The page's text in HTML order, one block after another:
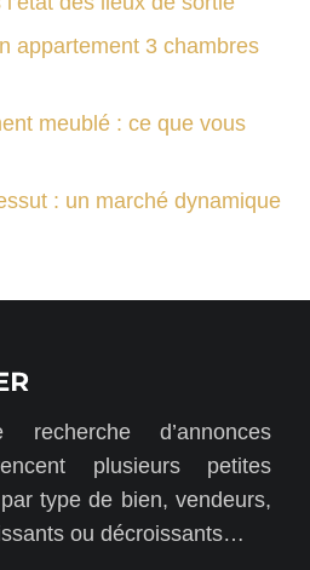
appartement 3 chambres
meublé : ce que vous
: un marché dynamique
d’annonces
plusieurs petites
type de bien, vendeurs,
ou décroissants…